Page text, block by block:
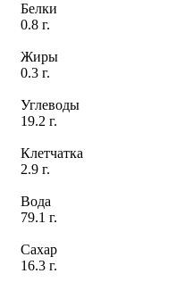
Белки
0.8 г.
Жиры
0.3 г.
Углеводы
19.2 г.
Клетчатка
2.9 г.
Вода
79.1 г.
Сахар
16.3 г.